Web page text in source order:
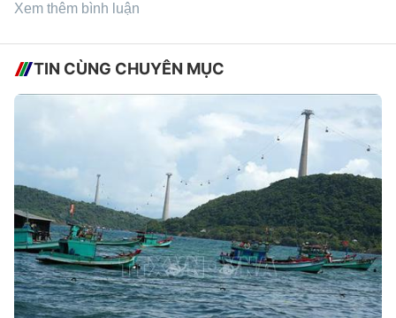
Xem thêm bình luận
TIN CÙNG CHUYÊN MỤC